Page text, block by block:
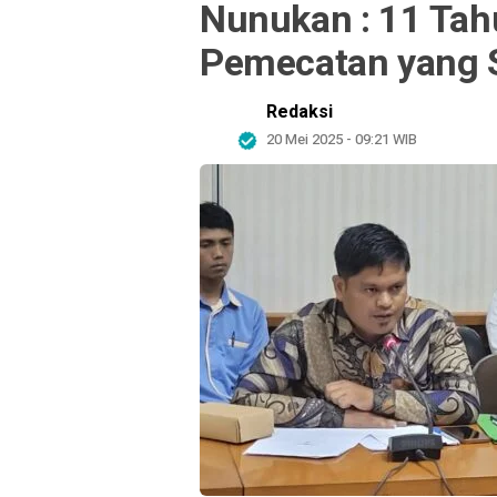
Nunukan : 11
Pemecatan yang
Redaksi
20 Mei 2025 - 09:21 WIB